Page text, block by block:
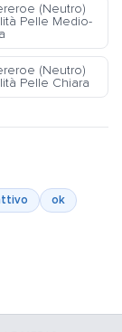
(Neutro)
Pelle Medio-
(Neutro)
Pelle Chiara
ok